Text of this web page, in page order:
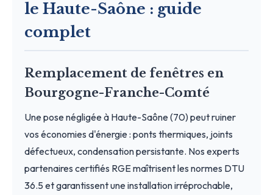
le Haute-Saône : guide
complet
Remplacement de fenêtres en
Bourgogne-Franche-Comté
Une pose négligée à Haute-Saône (70) peut ruiner
vos économies d'énergie : ponts thermiques, joints
défectueux, condensation persistante. Nos experts
partenaires certifiés RGE maîtrisent les normes DTU
36.5 et garantissent une installation irréprochable,